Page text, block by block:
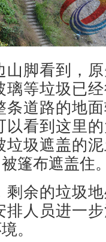
脚看到，原
璃等垃圾已
条道路的地
以看到这里
垃圾遮盖的
篷布遮盖住
余的垃圾地
排人员进一
。